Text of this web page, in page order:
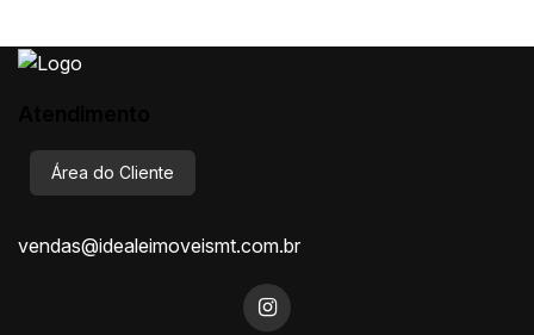
Área do Cliente
vendas@idealeimoveismt.com.br